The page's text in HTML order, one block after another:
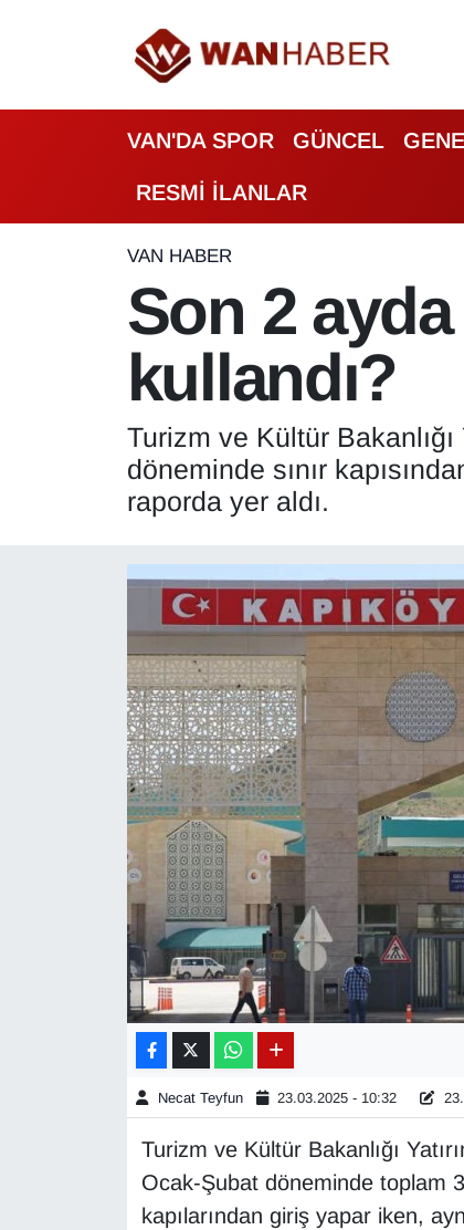
VAN'DA SPOR GÜNCEL
RESMİ İLANLAR
VAN HABER
Son 2 ayda
kullandı?
Turizm ve Kültür
döneminde sınır
raporda yer aldı.
Necat Teyfun 23.03.2025 - 10:32
Turizm ve Kültür Bakanlığı
Ocak-Şubat döneminde toplam
kapılarından giriş yapar iken,
ASAYİŞ
BİLİM VE TEKNOLOJİ
Biyografi
Bölge Haberleri
Deprem
Dernekler, Odalar
EKONOMİ
Eleman
En çok konuşulanlar
GENEL
HABERDE İNSAN
Van Nöbetçi Eczaneler
Van Hava Durumu
Van Namaz Vakitleri
Van Trafik Yoğunluk Haritası
Süper Lig Puan Durumu ve Fikstür
Tüm Manşetler
Son Dakika Haberleri
Haber Arşivi